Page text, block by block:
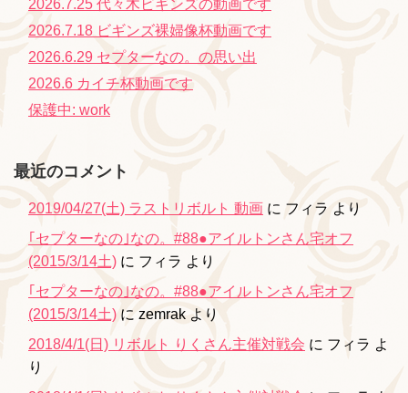
2026.7.25 代々木ビギンズの動画です
2026.7.18 ビギンズ裸婦像杯動画です
2026.6.29 セプターなの。の思い出
2026.6 カイチ杯動画です
保護中: work
最近のコメント
2019/04/27(土) ラストリボルト 動画 に フィラ より
｢セプターなの｣なの。#88●アイルトンさん宅オフ
(2015/3/14土) に フィラ より
｢セプターなの｣なの。#88●アイルトンさん宅オフ
(2015/3/14土) に zemrak より
2018/4/1(日) リボルト りくさん主催対戦会 に フィラ よ
り